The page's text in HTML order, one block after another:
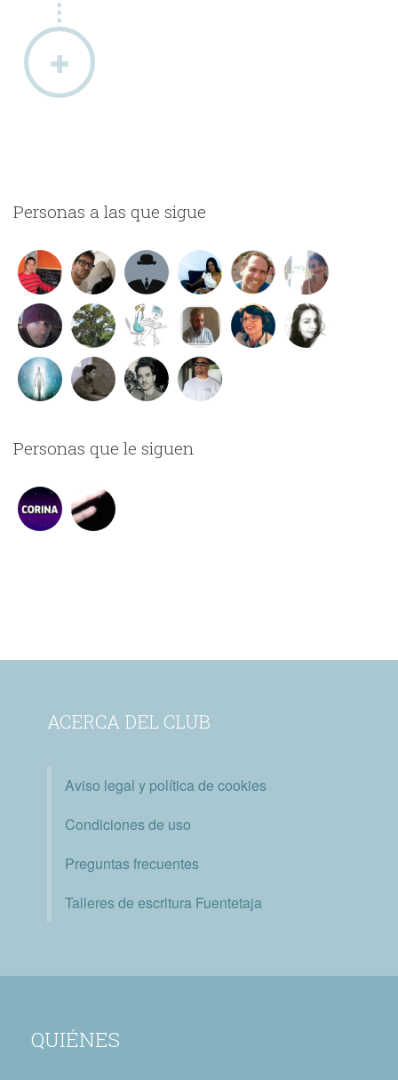
Personas a las que sigue
Personas que le siguen
ACERCA DEL CLUB
Aviso legal y política de cookies
Condiciones de uso
Preguntas frecuentes
Talleres de escritura Fuentetaja
QUIÉNES